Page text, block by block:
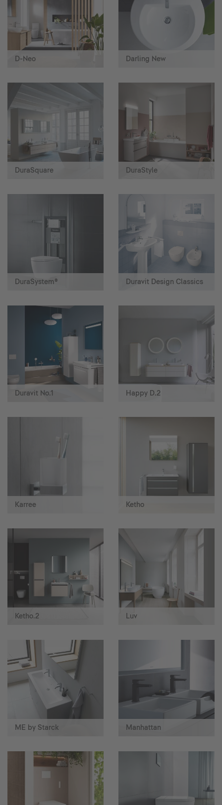
D-Neo Darling New
DuraSquare DuraStyle
DuraSystem® Duravit Design Classics
Duravit No.1 Happy D.2
Karree Ketho
Ketho.2 Luv
ME by Starck Manhattan